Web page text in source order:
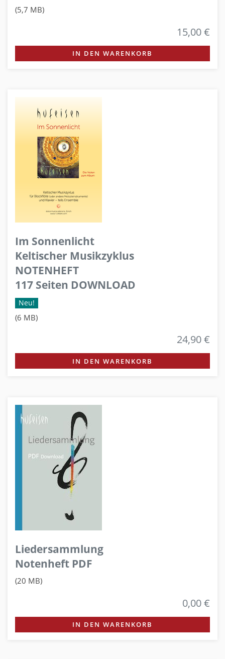
(5,7 MB)
15,00 €
IN DEN WARENKORB
Im Sonnenlicht
Keltischer Musikzyklus
NOTENHEFT
117 Seiten DOWNLOAD
Neu!
(6 MB)
24,90 €
IN DEN WARENKORB
Liedersammlung
Notenheft PDF
(20 MB)
0,00 €
IN DEN WARENKORB